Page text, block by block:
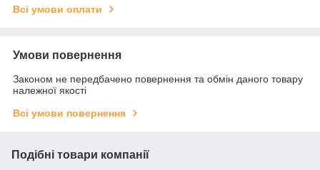
Всі умови оплати
Умови повернення
Законом не передбачено повернення та обмін даного товару
належної якості
Всі умови повернення
Подібні товари компанії